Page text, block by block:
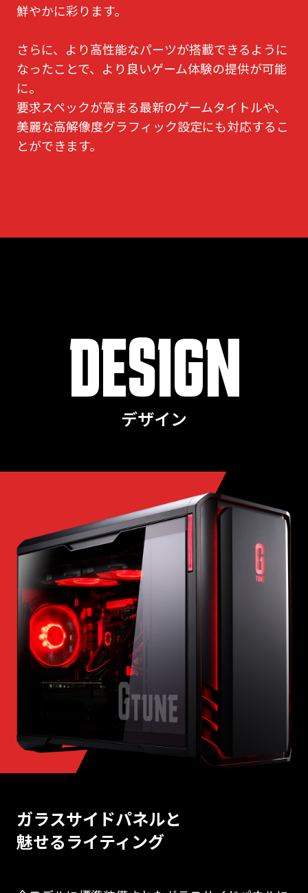
鮮やかに彩ります。
さらに、より高性能なパーツが搭載できるように
なったことで、より良いゲーム体験の提供が可能
に。
要求スペックが高まる最新のゲームタイトルや、
美麗な高解像度グラフィック設定にも対応するこ
とができます。
DESIGN
デザイン
ガラスサイドパネルと
魅せるライティング